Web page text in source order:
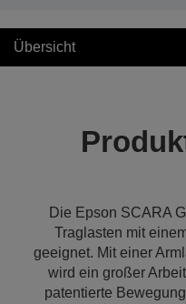
Übersicht
Die Epson SCARA
Traglasten mit
geeignet. Mit einer
wird ein großer
patentierte